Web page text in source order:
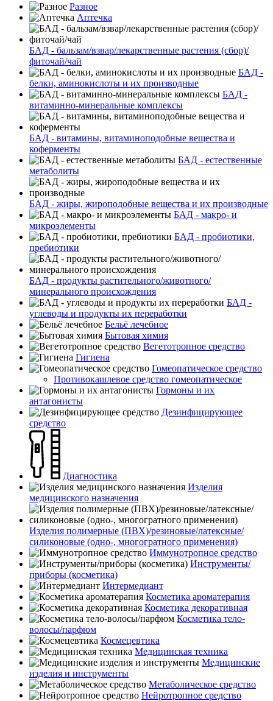
Разное
Аптечка
БАД - бальзам/взвар/лекарственные растения (сбор)/
фиточай/чай
БАД -
белки, аминокислоты и их производные
БАД -
витаминно-минеральные комплексы
БАД - витамины, витаминоподобные вещества и
коферменты
БАД - естественные
метаболиты
БАД - жиры, жироподобные вещества и их производные
БАД - макро- и
микроэлементы
БАД - пробиотики,
пребиотики
БАД - продукты растительного/животного/
минерального происхождения
БАД -
углеводы и продукты их переработки
Бельё лечебное
Бытовая химия
Вегетотропное средство
Гигиена
Гомеопатическое средство
Противокашлевое средство гомеопатическое
Гормоны и их
антагонисты
Дезинфицирующее
средство
Диагностика
Изделия
медицинского назначения
Изделия полимерные (ПВХ)/резиновые/латексные/
силиконовые (одно-, многогратного применения)
Иммунотропное средство
Инструменты/
приборы (косметика)
Интермедиант
Косметика ароматерапия
Косметика декоративная
Косметика тело-
волосы/парфюм
Космецевтика
Медицинская техника
Медицинские
изделия и инструменты
Метаболическое средство
Нейротропное средство